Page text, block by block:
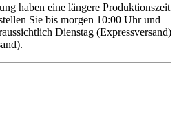
haben eine längere Produktionszeit
Sie bis morgen 10:00 Uhr und
Dienstag (Expressversand)